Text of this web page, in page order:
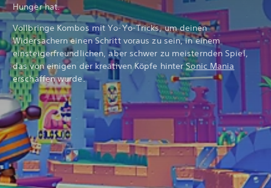
Hunger hat.
Vollbringe Kombos mit Yo-Yo-Tricks, um deinen
Widersachern einen Schritt voraus zu sein, in einem
einsteigerfreundlichen, aber schwer zu meisternden Spiel,
das von einigen der kreativen Köpfe hinterSonic Mania
erschaffen wurde.